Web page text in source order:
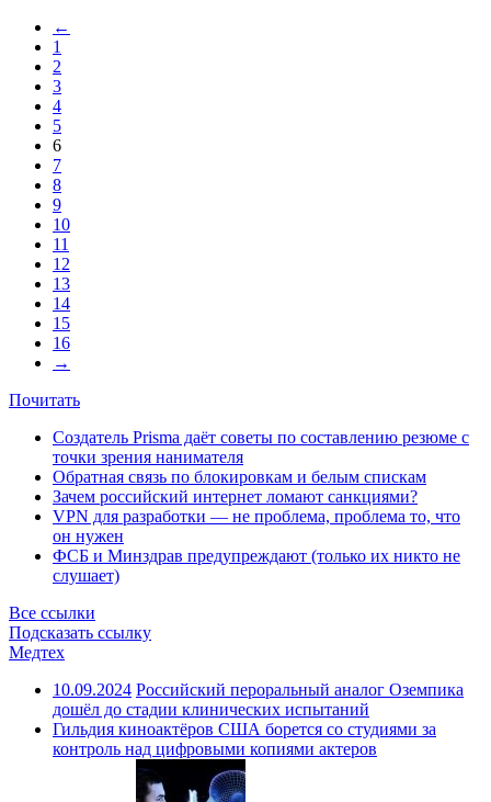
←
1
2
3
4
5
6
7
8
9
10
11
12
13
14
15
16
→
Почитать
Создатель Prisma даёт советы по составлению резюме с
точки зрения нанимателя
Обратная связь по блокировкам и белым спискам
Зачем российский интернет ломают санкциями?
VPN для разработки — не проблема, проблема то, что
он нужен
ФСБ и Минздрав предупреждают (только их никто не
слушает)
Все ссылки
Подсказать ссылку
Медтех
10.09.2024 Российский пероральный аналог Оземпика
дошёл до стадии клинических испытаний
Гильдия киноактёров США борется со студиями за
контроль над цифровыми копиями актеров